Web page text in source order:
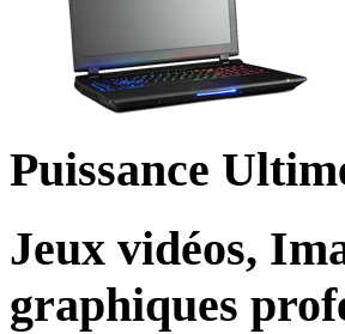
Puissance
Jeux vidéos,
graphiques